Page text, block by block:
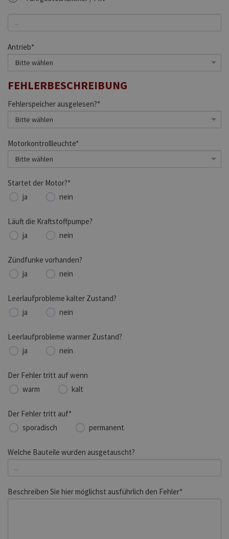
Antrieb*
FEHLERBESCHREIBUNG
Fehlerspeicher ausgelesen?*
Motorkontrollleuchte*
Startet der Motor?*
ja
nein
Läuft die Kraftstoffpumpe?
ja
nein
Zündfunke vorhanden?
ja
nein
Leerlaufprobleme kalter Zustand?
ja
nein
Leerlaufprobleme warmer Zustand?
ja
nein
Der Fehler tritt auf wenn
warm
kalt
Der Fehler tritt auf*
sporadisch
permanent
Welche Bauteile wurden ausgetauscht?
Beschreiben Sie hier möglichst ausführlich den Fehler*